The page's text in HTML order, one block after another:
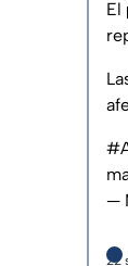
El
—
22